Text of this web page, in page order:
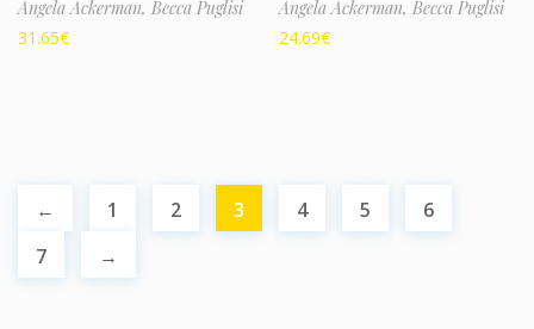
Angela Ackerman, Becca Puglisi
31.65€
Angela Ackerman, Becca Puglisi
24.69€
← 1 2 3 4 5
6
7
→